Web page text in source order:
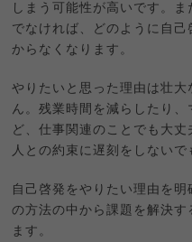
しまう可能性が高いです。
でなければ、どのように自
からなくなります。
やりたいと思った理由は壮
ん。残業時間を減らしたり
ど、仕事関連のことでも大丈
人との約束に遅刻をしないで
自己啓発をやりたい理由を
の方法の中から課題を解決す
ます。